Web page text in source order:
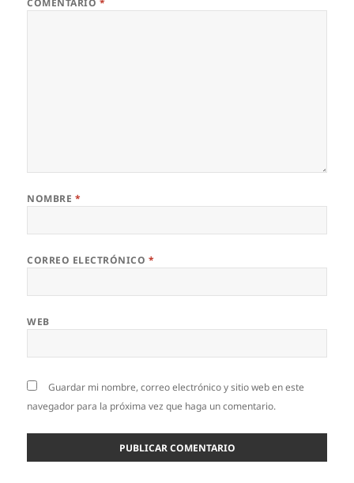
COMENTARIO *
NOMBRE *
CORREO ELECTRÓNICO *
WEB
Guardar mi nombre, correo electrónico y sitio web en este
navegador para la próxima vez que haga un comentario.